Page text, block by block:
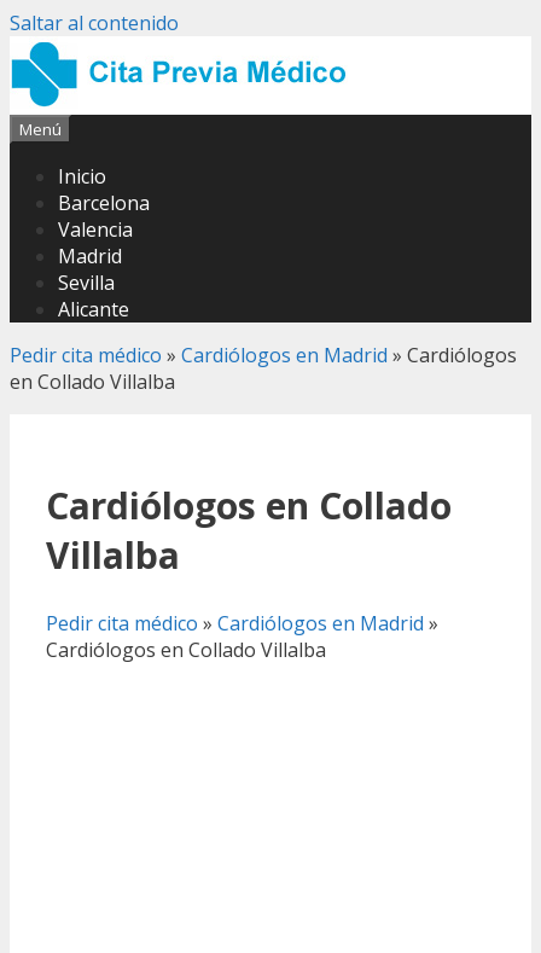
Saltar al contenido
Menú
Inicio
Barcelona
Valencia
Madrid
Sevilla
Alicante
Pedir cita médico » Cardiólogos en Madrid » Cardiólogos
en Collado Villalba
Cardiólogos en Collado
Villalba
Pedir cita médico » Cardiólogos en Madrid »
Cardiólogos en Collado Villalba